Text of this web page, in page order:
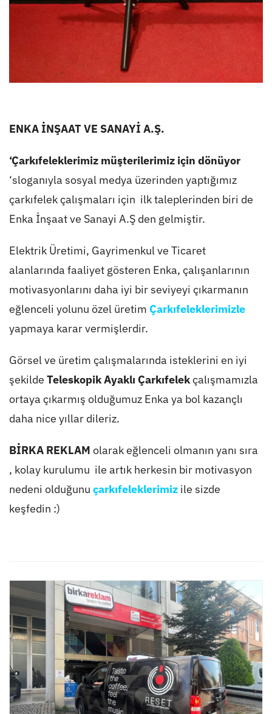
ENKA İNŞAAT VE SANAYİ A.Ş.
‘Çarkıfeleklerimiz müşterilerimiz için dönüyor
‘sloganıyla sosyal medya üzerinden yaptığımız
çarkıfelek çalışmaları için ilk taleplerinden biri de
Enka İnşaat ve Sanayi A.Ş den gelmiştir.
Elektrik Üretimi, Gayrimenkul ve Ticaret
alanlarında faaliyet gösteren Enka, çalışanlarının
motivasyonlarını daha iyi bir seviyeyi çıkarmanın
eğlenceli yolunu özel üretim Çarkıfeleklerimizle
yapmaya karar vermişlerdir.
Görsel ve üretim çalışmalarında isteklerini en iyi
şekilde Teleskopik Ayaklı Çarkıfelekçalışmamızla
ortaya çıkarmış olduğumuz Enka ya bol kazançlı
daha nice yıllar dileriz.
BİRKA REKLAM olarak eğlenceli olmanın yanı sıra
, kolay kurulumu ile artık herkesin bir motivasyon
nedeni olduğunu çarkıfeleklerimizile sizde
keşfedin :)